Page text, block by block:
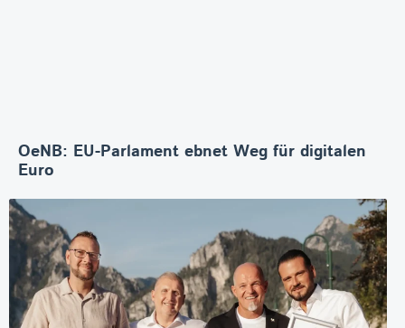
OeNB: EU-Parlament ebnet Weg für digitalen
Euro